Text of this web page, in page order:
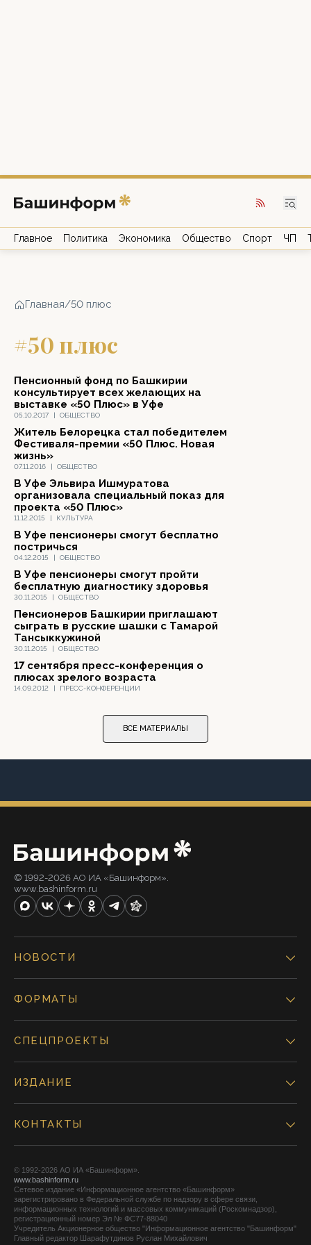
Главное Политика Экономика Общество Спорт ЧП
Главная/50 плюс
#50 плюс
05.10.2017 | ОБЩЕСТВО
Пенсионный фонд по Башкирии
консультирует всех желающих на
выставке «50 Плюс» в Уфе
07.11.2016 | ОБЩЕСТВО
Житель Белорецка стал победителем
Фестиваля-премии «50 Плюс. Новая
жизнь»
11.12.2015 | КУЛЬТУРА
В Уфе Эльвира Ишмуратова
организовала специальный показ для
проекта «50 Плюс»
04.12.2015 | ОБЩЕСТВО
В Уфе пенсионеры смогут бесплатно
постричься
30.11.2015 | ОБЩЕСТВО
В Уфе пенсионеры cмогут пройти
бесплатную диагностику здоровья
30.11.2015 | ОБЩЕСТВО
Пенсионеров Башкирии приглашают
сыграть в русские шашки с Тамарой
Тансыккужиной
14.09.2012 | ПРЕСС-КОНФЕРЕНЦИИ
17 сентября пресс-конференция о
плюсах зрелого возраста
ВСЕ МАТЕРИАЛЫ
© 1992-2026 АО ИА «Башинформ».
www.bashinform.ru
НОВОСТИ
ФОРМАТЫ
СПЕЦПРОЕКТЫ
ИЗДАНИЕ
КОНТАКТЫ
© 1992-2026 АО ИА «Башинформ».
www.bashinform.ru
Сетевое издание «Информационное агентство «Башинформ»
зарегистрировано в Федеральной службе по надзору в сфере связи,
информационных технологий и массовых коммуникаций (Роскомнадзор),
регистрационный номер Эл № ФС77-88040
Учредитель Акционерное общество "Информационное агентство "Башинформ"
Главный редактор Шарафутдинов Руслан Михайлович